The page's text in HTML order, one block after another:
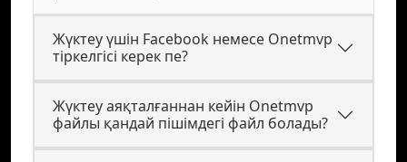
Жүктеу үшін Facebook немесе Onetmvp
тіркелгісі керек пе?
Жүктеу аяқталғаннан кейін Onetmvp
файлы қандай пішімдегі файл болады?